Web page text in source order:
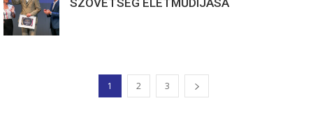
SZÖVETSÉG ÉLETMŰDÍJASA
1 2 3